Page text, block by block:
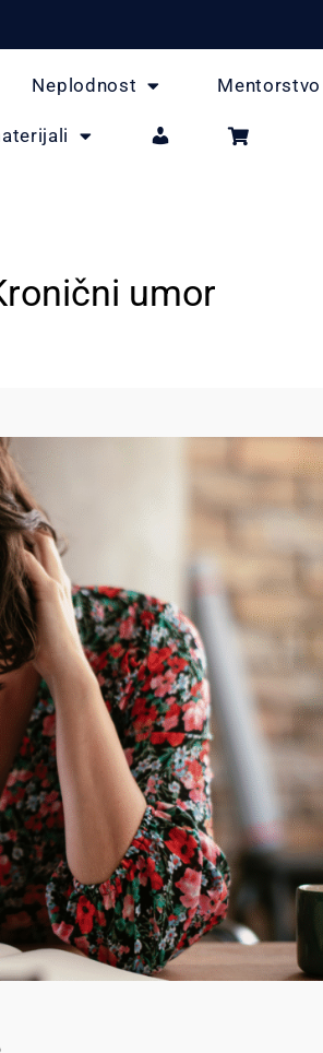
Neplodnost Mentorstvo
umor